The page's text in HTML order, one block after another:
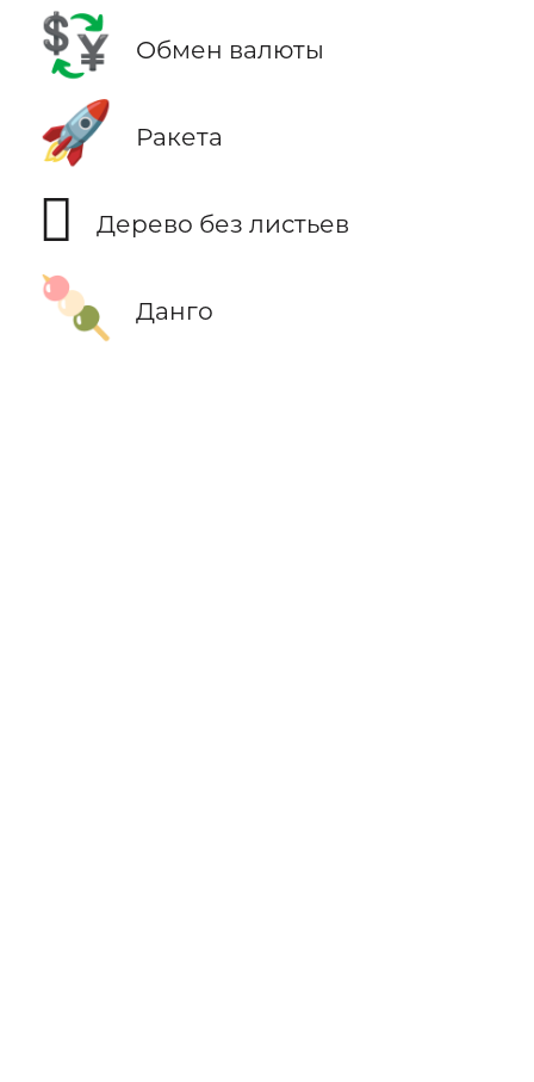
💱 Обмен валюты
🚀 Ракета
🪾 Дерево без листьев
🍡 Данго